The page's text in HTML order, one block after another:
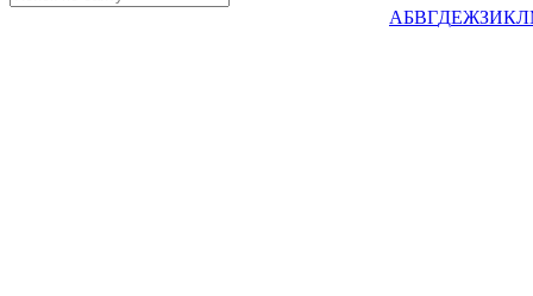
АБВГДЕЖЗИКЛ